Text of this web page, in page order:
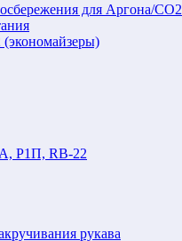
для Аргона/СО2
(экономайзеры)
Р1П, RB-22
рукава